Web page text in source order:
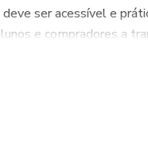
ser acessível e
e compradores a